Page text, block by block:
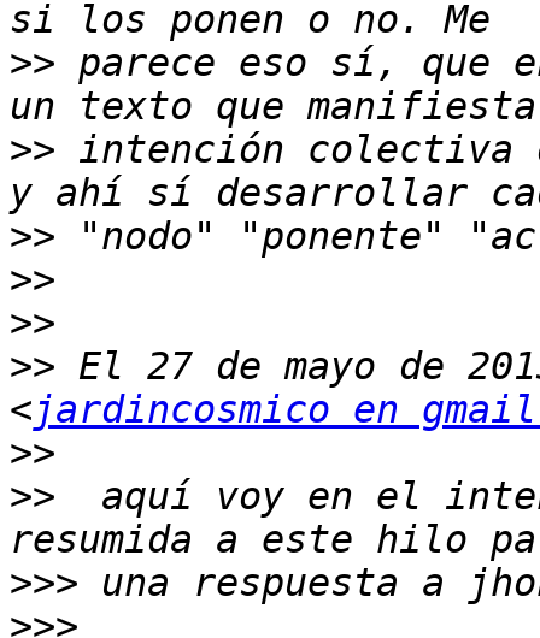
>> parece eso sí, que
>> intención colectiva
>>
>>
>>
>> El 27 de mayo de
<jardincosmico en
>>
>>
aquí voy en el
>>>
>>>